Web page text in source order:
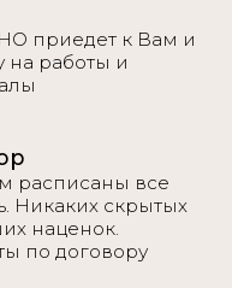
приедет к Вам и
на работы и
расписаны все
Никаких скрытых
наценок.
по договору